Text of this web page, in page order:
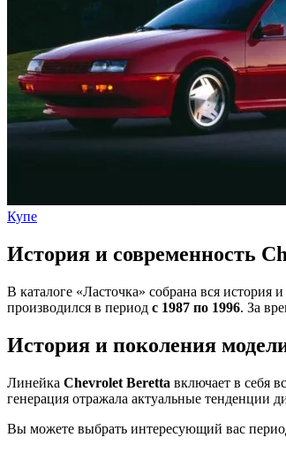
Купе
История и современность
В каталоге «Ласточка» собрана вся история
производился в период с 1987 по 1996. За
История и поколения
Линейка Chevrolet Beretta включает в себя
генерация отражала актуальные тенденции
Вы можете выбрать интересующий вас